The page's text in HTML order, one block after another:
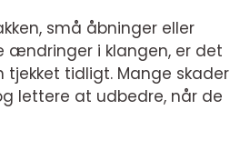
små åbninger eller
ændringer i klangen, er det
tidligt. Mange skader
lettere at udbedre, når de